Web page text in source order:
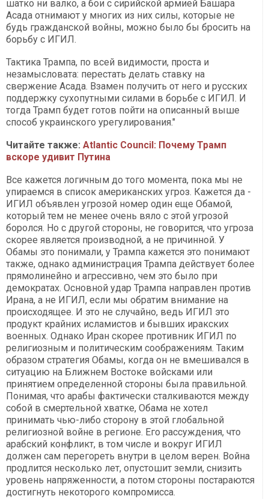
шатко ни валко, а бои с сирийской армией Башара
Асада отнимают у многих из них силы, которые не
будь гражданской войны, можно было бы бросить на
борьбу с ИГИЛ.
Тактика Трампа, по всей видимости, проста и
незамысловата: перестать делать ставку на
свержение Асада. Взамен получить от него и русских
поддержку сухопутными силами в борьбе с ИГИЛ. И
тогда Трамп будет готов пойти на описанный выше
способ украинского урегулирования."
Читайте также: Atlantic Сouncil: Почему Трамп
вскоре удивит Путина
Все кажется логичным до того момента, пока мы не
упираемся в список американских угроз. Кажется да -
ИГИЛ объявлен угрозой номер один еще Обамой,
который тем не менее очень вяло с этой угрозой
боролся. Но с другой стороны, не говорится, что угроза
скорее является производной, а не причинной. У
Обамы это понимали, у Трампа кажется это понимают
также, однако администрация Трампа действует более
прямолинейно и агрессивно, чем это было при
демократах. Основной удар Трампа направлен против
Ирана, а не ИГИЛ, если мы обратим внимание на
происходящее. И это не случайно, ведь ИГИЛ это
продукт крайних исламистов и бывших иракских
военных. Однако Иран скорее противник ИГИЛ по
религиозным и политическим соображениям. Таким
образом стратегия Обамы, когда он не вмешивался в
ситуацию на Ближнем Востоке войсками или
принятием определенной стороны была правильной.
Понимая, что арабы фактически сталкиваются между
собой в смертельной хватке, Обама не хотел
принимать чью-либо сторону в этой глобальной
религиозной войне в регионе. Его рассуждения, что
арабский конфликт, в том числе и вокруг ИГИЛ
должен сам перегореть внутри в целом верен. Война
продлится несколько лет, опустошит земли, снизить
уровень напряженности, а потом стороны постараются
достигнуть некоторого компромисса.